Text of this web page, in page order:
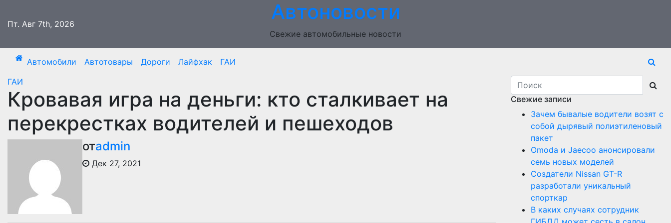
содержимому
Пт. Авг 7th, 2026 Автоновости
Свежие автомобильные новости
Автомобили Автотовары Дороги Лайфхак
ГАИ
ГАИ
Кровавая игра на деньги: кто сталкивает на
перекрестках водителей и пешеходов
отadmin
Дек 27, 2021
Свежие записи
Зачем бывалые водители возят с
собой дырявый полиэтиленовый
пакет
Оmoda и Jaecoo анонсировали
семь новых моделей
Создатели Nissan GT-R
разработали уникальный
спорткар
В каких случаях сотрудник